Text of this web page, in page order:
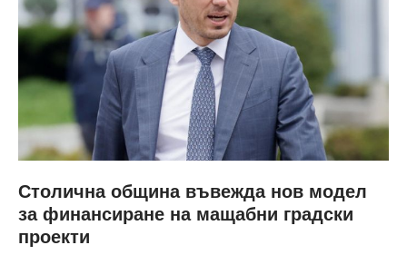
Столична община въвежда нов модел
за финансиране на мащабни градски
проекти